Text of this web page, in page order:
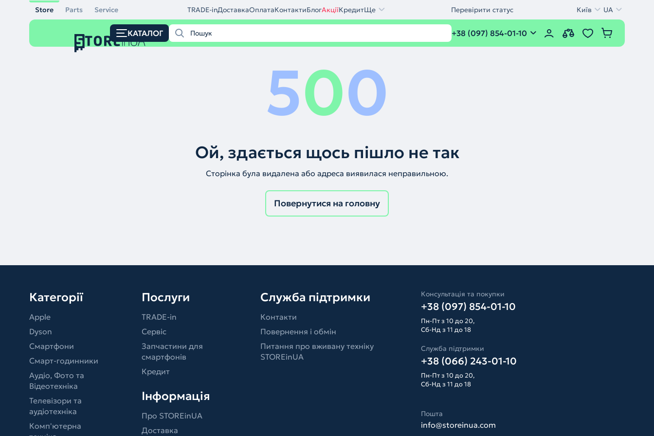
Store Parts Service TRADE-inДоставкаОплатаКонтактиБлогАкціїКредитЩе Перевірити статус Київ UA
КАТАЛОГ +38 (097) 854-01-10
500
Ой, здається щось пішло не так
Сторінка була видалена або адреса виявилася неправильною.
Повернутися на головну
Категорії
Apple
Dyson
Смартфони
Смарт-годинники
Аудіо, Фото та
Відеотехніка
Телевізори та
аудіотехніка
Комп'ютерна
Послуги
TRADE-in
Сервіс
Запчастини для
смартфонів
Кредит
Інформація
Про STOREinUA
Доставка
Служба підтримки
Контакти
Повернення і обмін
Питання про вживану техніку
STOREinUA
Консультація та покупки
+38 (097) 854-01-10
Пн-Пт з 10 до 20,
Сб-Нд з 11 до 18
Служба підтримки
+38 (066) 243-01-10
Пн-Пт з 10 до 20,
Сб-Нд з 11 до 18
Пошта
info@storeinua.com